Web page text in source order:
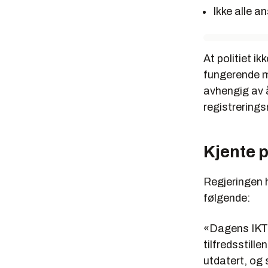
Ikke alle
At politiet
fungerende
avhengig av
Kjente
følgende:
«Dagens
utdatert, og